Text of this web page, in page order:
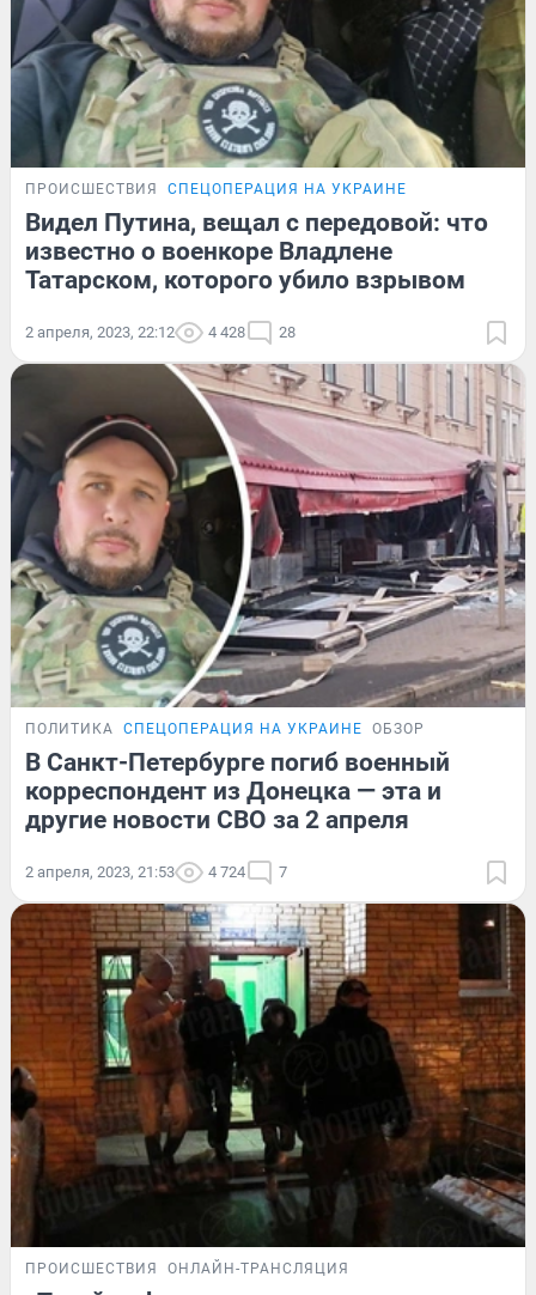
ПРОИСШЕСТВИЯ СПЕЦОПЕРАЦИЯ НА УКРАИНЕ
Видел Путина, вещал с передовой: что
известно о военкоре Владлене
Татарском, которого убило взрывом
2 апреля, 2023, 22:12 4 428 28
ПОЛИТИКА СПЕЦОПЕРАЦИЯ НА УКРАИНЕ ОБЗОР
В Санкт-Петербурге погиб военный
корреспондент из Донецка — эта и
другие новости СВО за 2 апреля
2 апреля, 2023, 21:53 4 724 7
ПРОИСШЕСТВИЯ ОНЛАЙН-ТРАНСЛЯЦИЯ